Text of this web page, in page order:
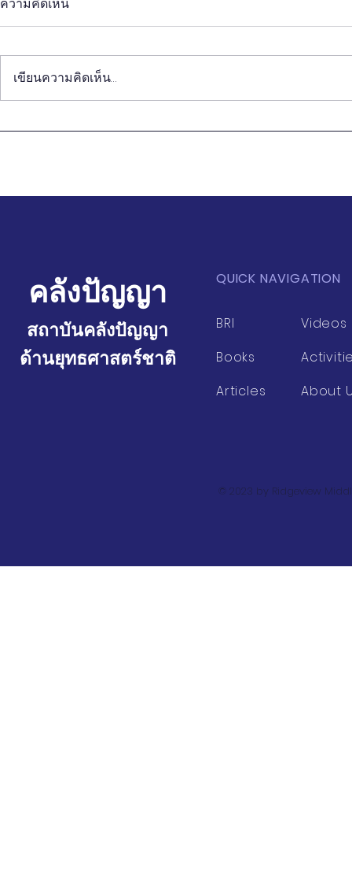
โครงการสร้างการเรียนรู้กับนัก
เวทีวิชาการ
ความคิดเห็น
เขียนความคิดเห็น…
คลังปัญญา
สถาบันคลังปัญญา
ด้านยุทธศาสตร์ชาติ
QUICK NAVIGATION
BRI
Books
Articles
Videos
About
© 2023 by Ridgeview